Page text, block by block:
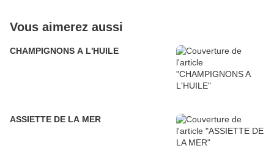
Vous aimerez aussi
CHAMPIGNONS A L'HUILE
ASSIETTE DE LA MER